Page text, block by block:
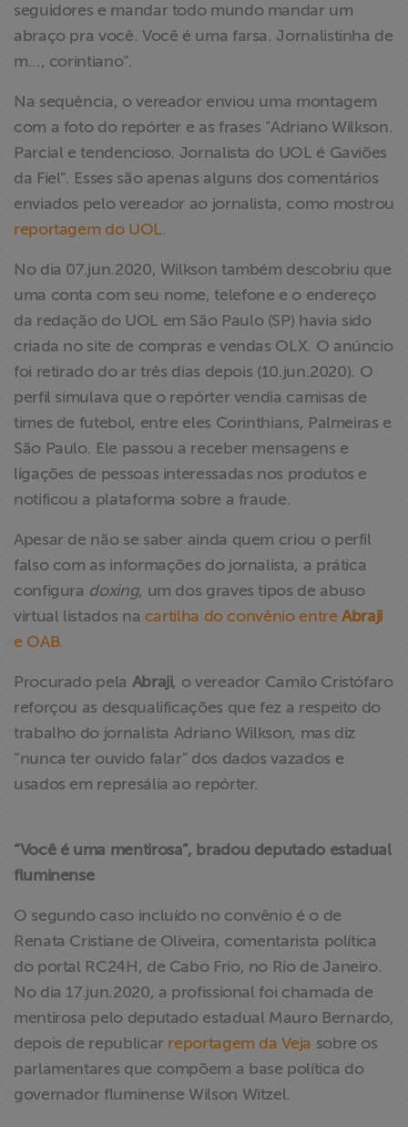
seguidores e mandar todo mundo mandar um
abraço pra você. Você é uma farsa. Jornalistinha de
m..., corintiano”.
Na sequência, o vereador enviou uma montagem
com a foto do repórter e as frases “Adriano Wilkson.
Parcial e tendencioso. Jornalista do UOL é Gaviões
da Fiel”. Esses são apenas alguns dos comentários
enviados pelo vereador ao jornalista, como mostrou
reportagem do UOL.
No dia 07.jun.2020, Wilkson também descobriu que
uma conta com seu nome, telefone e o endereço
da redação do UOL em São Paulo (SP) havia sido
criada no site de compras e vendas OLX. O anúncio
foi retirado do ar três dias depois (10.jun.2020). O
perfil simulava que o repórter vendia camisas de
times de futebol, entre eles Corinthians, Palmeiras e
São Paulo. Ele passou a receber mensagens e
ligações de pessoas interessadas nos produtos e
notificou a plataforma sobre a fraude.
Apesar de não se saber ainda quem criou o perfil
falso com as informações do jornalista, a prática
configura doxing, um dos graves tipos de abuso
virtual listados na cartilha do convênio entreAbraji
e OAB.
Procurado pela Abraji, o vereador Camilo Cristófaro
reforçou as desqualificações que fez a respeito do
trabalho do jornalista Adriano Wilkson, mas diz
“nunca ter ouvido falar” dos dados vazados e
usados em represália ao repórter.
“Você é uma mentirosa”, bradou deputado estadual
fluminense
O segundo caso incluído no convênio é o de
Renata Cristiane de Oliveira, comentarista política
do portal RC24H, de Cabo Frio, no Rio de Janeiro.
No dia 17.jun.2020, a profissional foi chamada de
mentirosa pelo deputado estadual Mauro Bernardo,
depois de republicar reportagem da Veja sobre os
parlamentares que compõem a base política do
governador fluminense Wilson Witzel.